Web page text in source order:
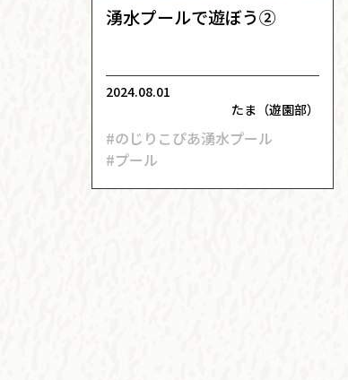
湧水プールで遊ぼう②
2024.08.01
たま（遊園部）
#のじりこぴあ湧水プール
#プール